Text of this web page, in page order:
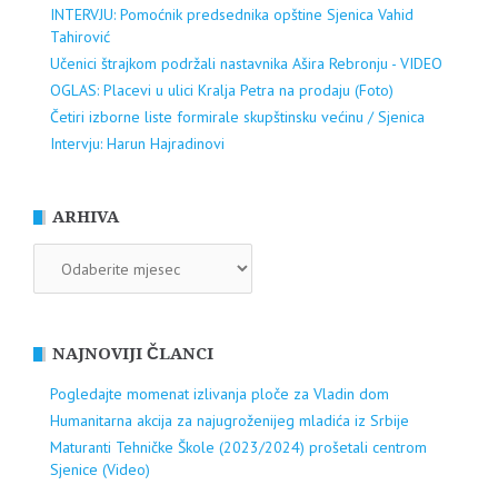
INTERVJU: Pomoćnik predsednika opštine Sjenica Vahid
Tahirović
Učenici štrajkom podržali nastavnika Ašira Rebronju - VIDEO
OGLAS: Placevi u ulici Kralja Petra na prodaju (Foto)
Četiri izborne liste formirale skupštinsku većinu / Sjenica
Intervju: Harun Hajradinovi
ARHIVA
NAJNOVIJI ČLANCI
Pogledajte momenat izlivanja ploče za Vladin dom
Humanitarna akcija za najugroženijeg mladića iz Srbije
Maturanti Tehničke Škole (2023/2024) prošetali centrom
Sjenice (Video)